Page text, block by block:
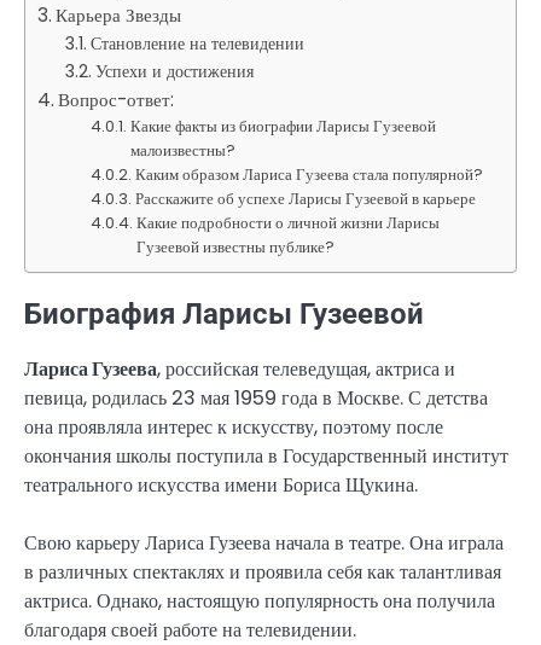
Карьера Звезды
Становление на телевидении
Успехи и достижения
Вопрос-ответ:
Какие факты из биографии Ларисы Гузеевой
малоизвестны?
Каким образом Лариса Гузеева стала популярной?
Расскажите об успехе Ларисы Гузеевой в карьере
Какие подробности о личной жизни Ларисы
Гузеевой известны публике?
Биография Ларисы Гузеевой
Лариса Гузеева, российская телеведущая, актриса и
певица, родилась 23 мая 1959 года в Москве. С детства
она проявляла интерес к искусству, поэтому после
окончания школы поступила в Государственный институт
театрального искусства имени Бориса Щукина.
Свою карьеру Лариса Гузеева начала в театре. Она играла
в различных спектаклях и проявила себя как талантливая
актриса. Однако, настоящую популярность она получила
благодаря своей работе на телевидении.